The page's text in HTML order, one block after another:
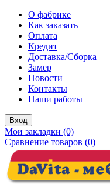
О фабрике
Как заказать
Оплата
Кредит
Доставка/Сборка
Замер
Новости
Контакты
Наши работы
Вход
Мои закладки (0)
Сравнение товаров (0)